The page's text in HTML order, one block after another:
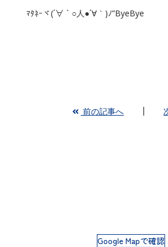
ﾏﾀﾈｰヾ(´∀｀○人●´∀｀)ﾉ”ByeBye
前の記事へ
Google Mapで確認